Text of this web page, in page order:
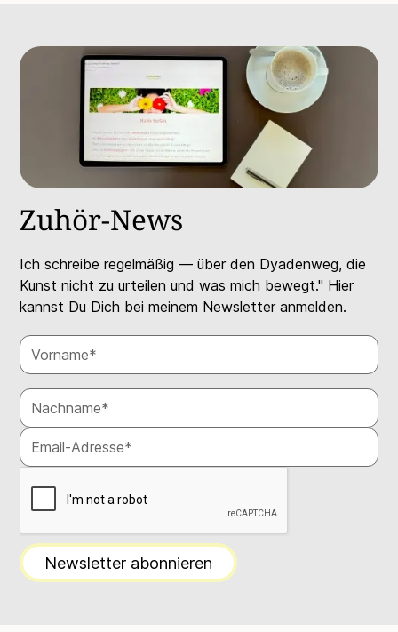
Zuhör-News
Ich schreibe regelmäßig — über den Dyadenweg, die
Kunst nicht zu urteilen und was mich bewegt." Hier
kannst Du Dich bei meinem Newsletter anmelden.